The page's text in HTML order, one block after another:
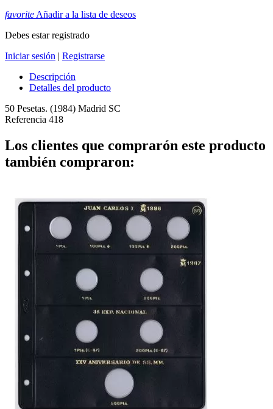
favorite Añadir a la lista de deseos
Debes estar registrado
Iniciar sesión | Registrarse
Descripción
Detalles del producto
50 Pesetas. (1984) Madrid SC
Referencia 418
Los clientes que comprarón este producto
también compraron: